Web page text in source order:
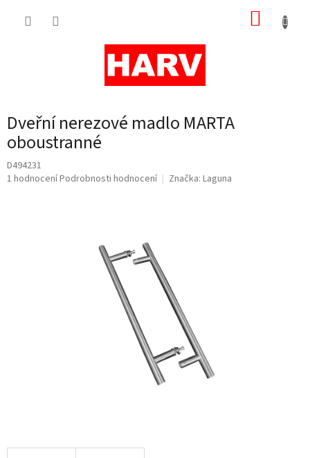
Dveřní nerezové madlo MARTA
oboustranné
D494231
Průměrné
1 hodnoceníPodrobnosti hodnocení Značka: Laguna